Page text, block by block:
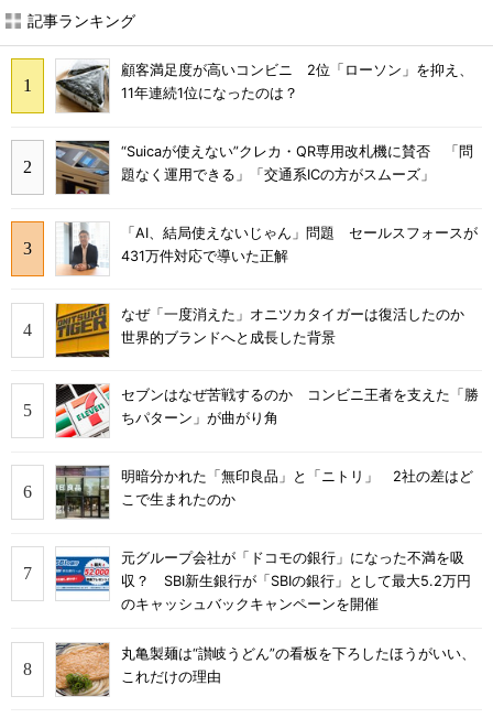
記事ランキング
顧客満足度が高いコンビニ 2位「ローソン」を抑え、
11年連続1位になったのは？
“Suicaが使えない”クレカ・QR専用改札機に賛否 「問
題なく運用できる」「交通系ICの方がスムーズ」
「AI、結局使えないじゃん」問題 セールスフォースが
431万件対応で導いた正解
なぜ「一度消えた」オニツカタイガーは復活したのか
世界的ブランドへと成長した背景
セブンはなぜ苦戦するのか コンビニ王者を支えた「勝
ちパターン」が曲がり角
明暗分かれた「無印良品」と「ニトリ」 2社の差はど
こで生まれたのか
元グループ会社が「ドコモの銀行」になった不満を吸
収？ SBI新生銀行が「SBIの銀行」として最大5.2万円
のキャッシュバックキャンペーンを開催
丸亀製麺は“讃岐うどん”の看板を下ろしたほうがいい、
これだけの理由